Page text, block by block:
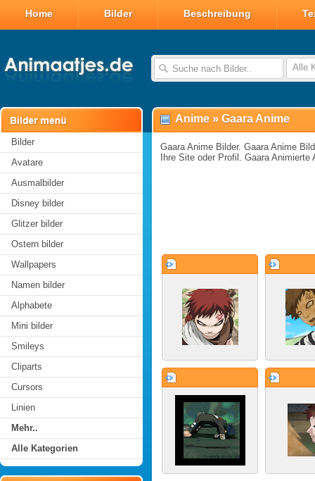
Home Bilder Beschreibung
Alle
Bilder
Avatare
Ausmalbilder
Disney bilder
Glitzer bilder
Ostern bilder
Wallpapers
Namen bilder
Alphabete
Mini bilder
Smileys
Cliparts
Cursors
Linien
Mehr..
Alle Kategorien
Anime » Gaara Anime
Gaara Anime Bilder. Gaara Anime
Ihre Site oder Profil. Gaara Animierte